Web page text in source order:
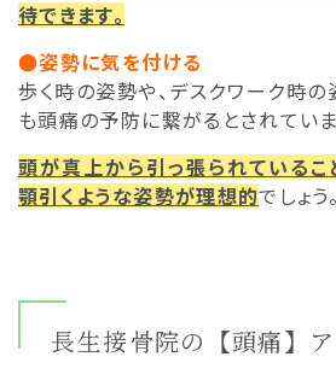
待できます。
●姿勢に気を付ける
歩く時の姿勢や、デスクワーク時
も頭痛の予防に繋がるとされていま
頭が真上から引っ張られているこ
顎引くような姿勢が理想的でしょう。
長生接骨院の【頭痛】